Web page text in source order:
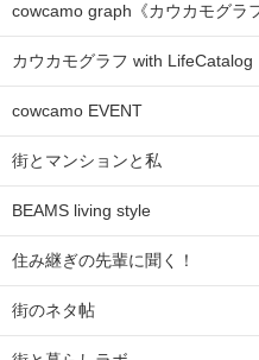
cowcamo graph《カウカモグラフ
カウカモグラフ with LifeCatalog
cowcamo EVENT
街とマンションと私
BEAMS living style
住み継ぎの先輩に聞く！
街のネタ帖